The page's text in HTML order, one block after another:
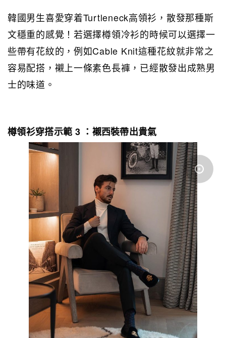
韓國男生喜愛穿着Turtleneck高領衫，散發那種斯
文穩重的感覺！若選擇樽領冷衫的時候可以選擇一
些帶有花紋的，例如Cable Knit這種花紋就非常之
容易配搭，襯上一條素色長褲，已經散發出成熟男
士的味道。
樽領衫穿搭示範 3 ：襯西裝帶出貴氣